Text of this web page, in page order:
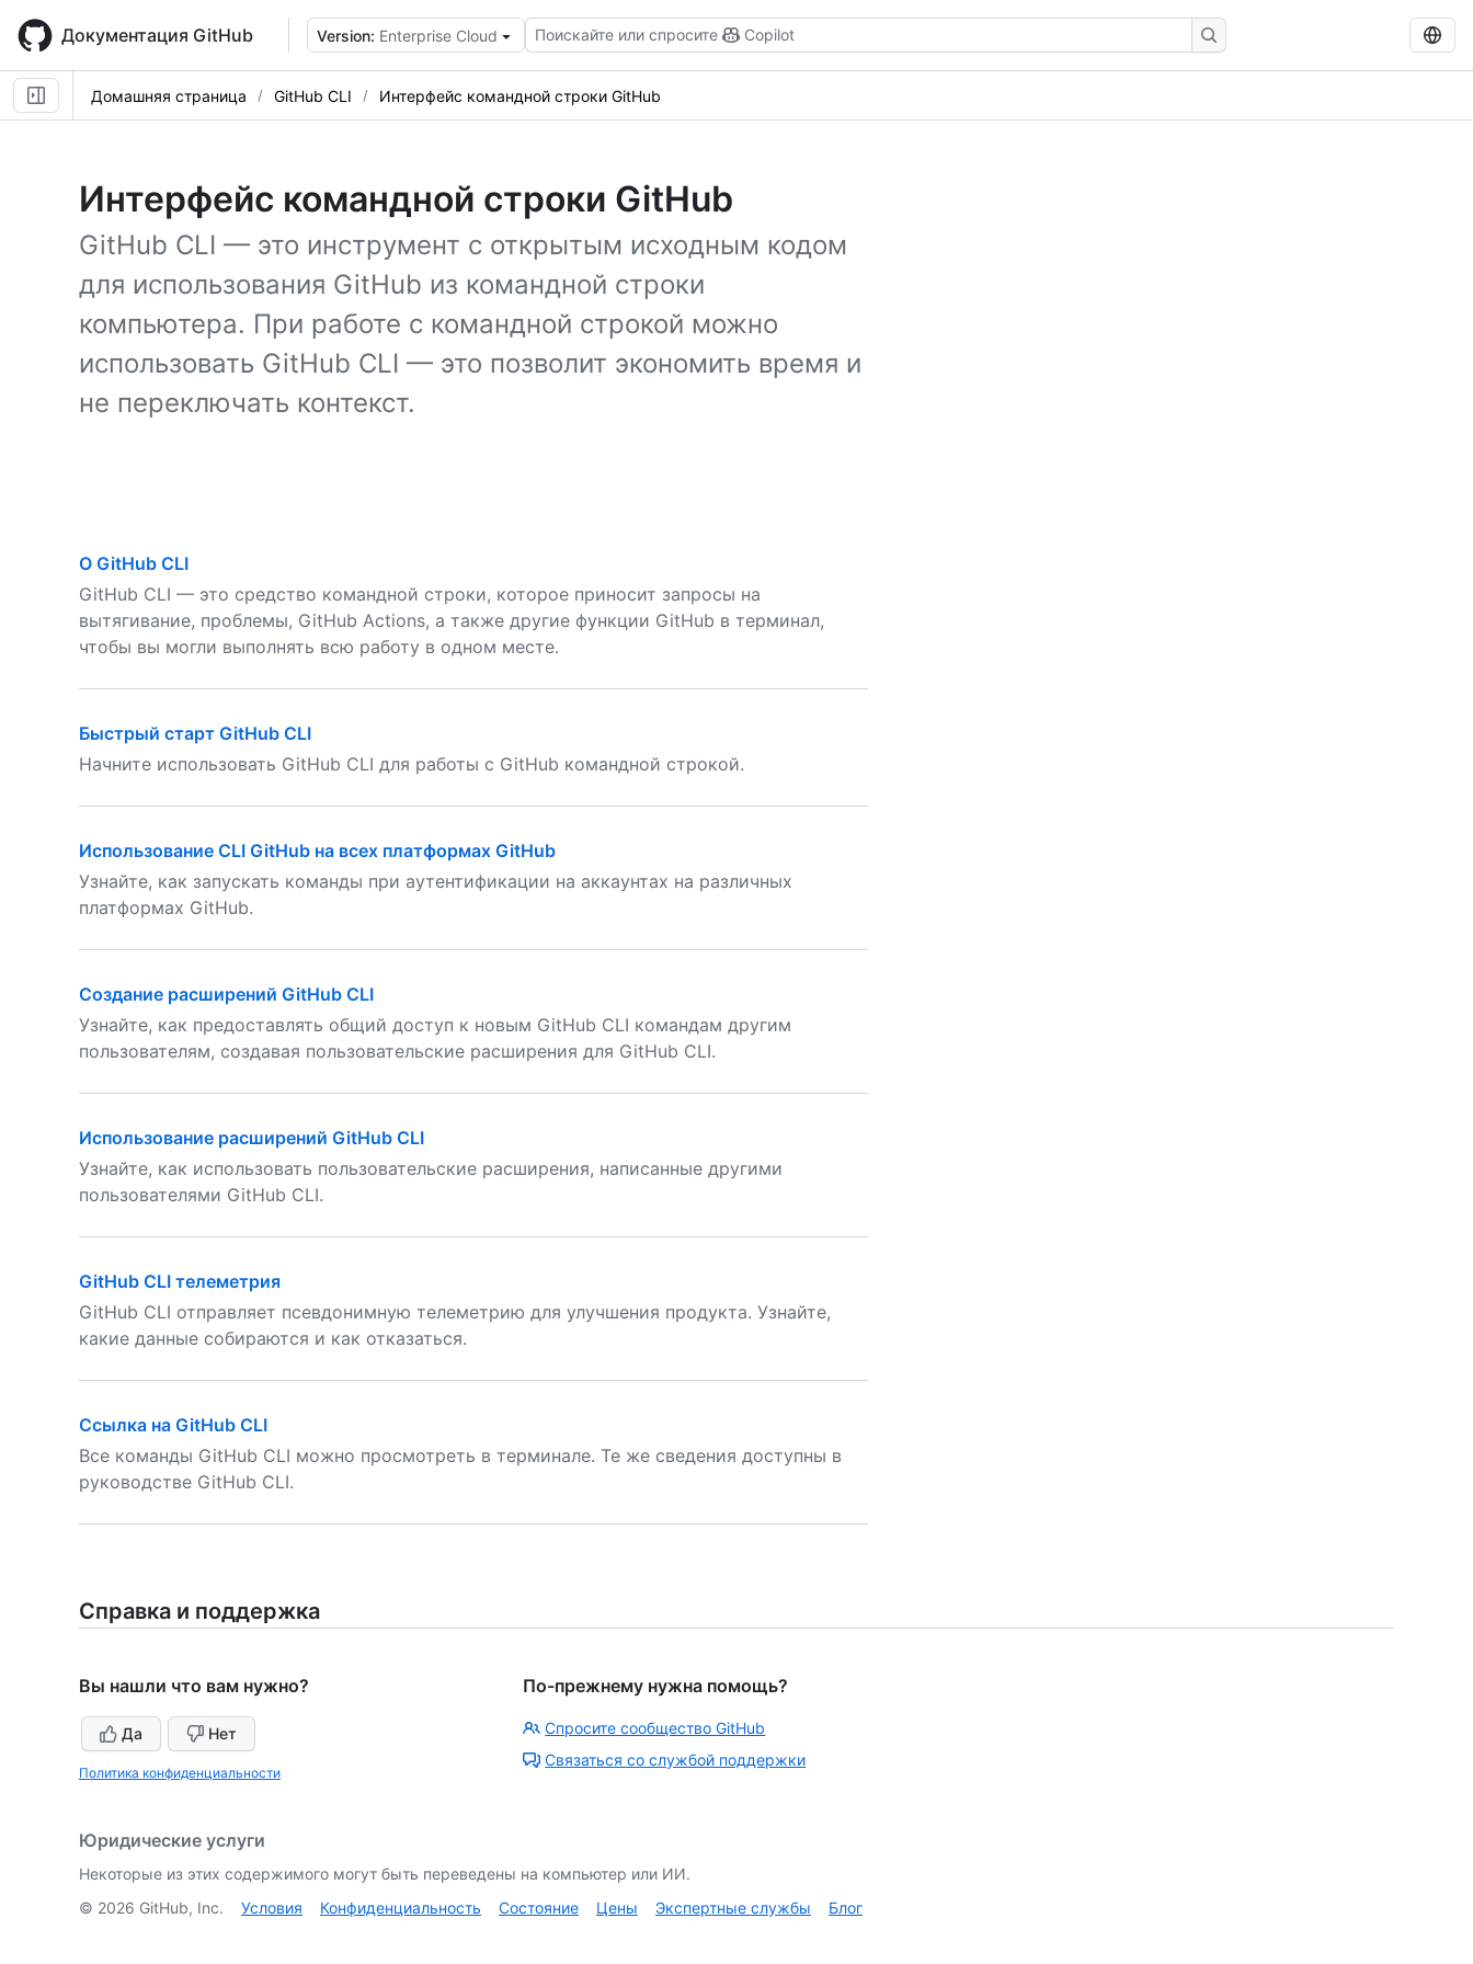
main
content
Документация GitHub Version: Enterprise Cloud Поискайте или спросите Copilot
Домашняя страница GitHub CLI Интерфейс командной строки GitHub
Интерфейс командной строки GitHub
GitHub CLI — это инструмент с открытым исходным кодом
для использования GitHub из командной строки
компьютера. При работе с командной строкой можно
использовать GitHub CLI — это позволит экономить время и
не переключать контекст.
О GitHub CLI
GitHub CLI — это средство командной строки, которое приносит запросы на
вытягивание, проблемы, GitHub Actions, а также другие функции GitHub в терминал,
чтобы вы могли выполнять всю работу в одном месте.
Быстрый старт GitHub CLI
Начните использовать GitHub CLI для работы с GitHub командной строкой.
Использование CLI GitHub на всех платформах GitHub
Узнайте, как запускать команды при аутентификации на аккаунтах на различных
платформах GitHub.
Создание расширений GitHub CLI
Узнайте, как предоставлять общий доступ к новым GitHub CLI командам другим
пользователям, создавая пользовательские расширения для GitHub CLI.
Использование расширений GitHub CLI
Узнайте, как использовать пользовательские расширения, написанные другими
пользователями GitHub CLI.
GitHub CLI телеметрия
GitHub CLI отправляет псевдонимную телеметрию для улучшения продукта. Узнайте,
какие данные собираются и как отказаться.
Ссылка на GitHub CLI
Все команды GitHub CLI можно просмотреть в терминале. Те же сведения доступны в
руководстве GitHub CLI.
Справка и поддержка
Вы нашли что вам нужно?
Да Нет
Политика конфиденциальности
По-прежнему нужна помощь?
Спросите сообщество GitHub
Связаться со службой поддержки
Юридические услуги
Некоторые из этих содержимого могут быть переведены на компьютер или ИИ.
© 2026 GitHub, Inc. Условия Конфиденциальность Состояние Цены Экспертные службы Блог